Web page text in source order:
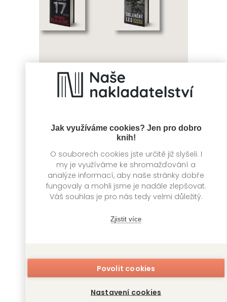
Jak využíváme cookies? Jen pro dobro
knih!
O souborech cookies jste určitě již slyšeli. I
my je využíváme ke shromažďování a
analýze informací, aby naše stránky dobře
fungovaly a mohli jsme je nadále zlepšovat.
Váš souhlas je pro nás tedy velmi důležitý.
Zjistit více
Povolit cookies
Nastavení cookies
Marc Raabe
Cynthia Swanson
Co když zemřu,
než se probudím
V kleci
Ellison Cooper